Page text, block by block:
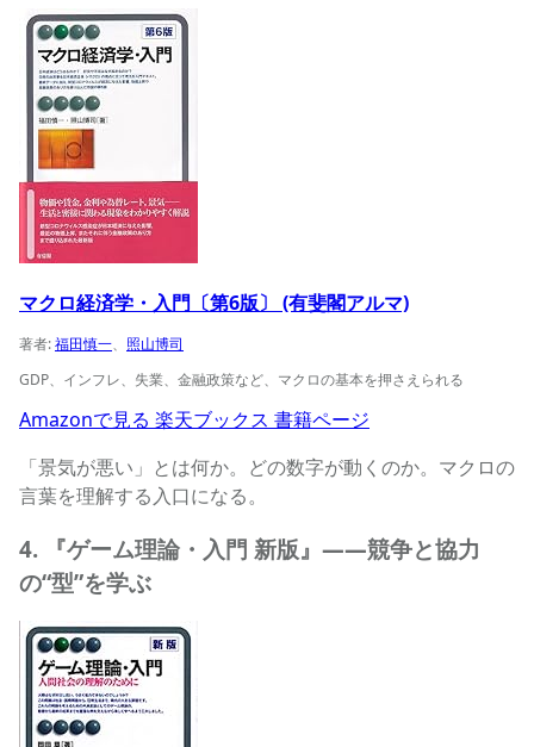
マクロ経済学・入門〔第6版〕 (有斐閣アルマ)の商品ページ
マクロ経済学・入門〔第6版〕 (有斐閣アルマ)
著者:福田慎一、 照山博司
GDP、インフレ、失業、金融政策など、マクロの基本を押さえられる
Amazonで見る 楽天ブックス 書籍ページ
「景気が悪い」とは何か。どの数字が動くのか。マクロの
言葉を理解する入口になる。
4. 『ゲーム理論・入門 新版』——競争と協力
の“型”を学ぶ
ゲーム理論・入門 新版--人間社会の理解のために (有斐閣ア